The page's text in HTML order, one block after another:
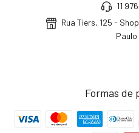
11
Rua Tiers, 125 -
Paulo
Formas de